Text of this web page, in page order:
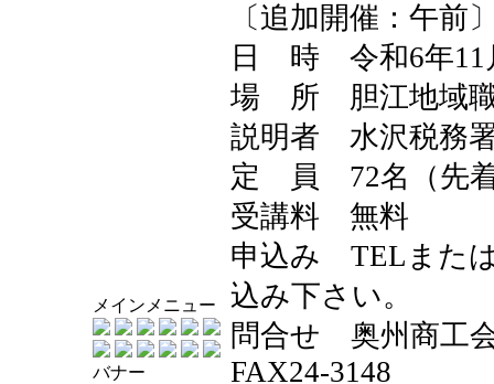
メインメニュー
バナー
〔追加開催：午前
日 時 令和6年11
場 所 胆江地域職
説明者 水沢税務
定 員 72名（先
受講料 無料
申込み TELまた
込み下さい。
問合せ 奥州商工
FAX24-3148